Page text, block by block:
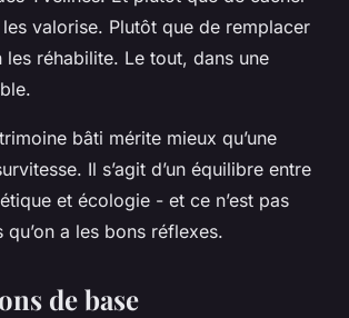
valorise. Plutôt que de remplacer
les réhabilite. Le tout, dans une
bâti mérite mieux qu’une
Il s’agit d’un équilibre entre
et écologie - et ce n’est pas
a les bons réflexes.
de base